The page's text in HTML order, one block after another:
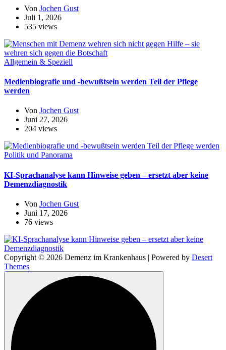
Von Jochen Gust
Juli 1, 2026
535 views
Allgemein & Speziell
Medienbiografie und -bewußtsein werden Teil der Pflege
werden
Von Jochen Gust
Juni 27, 2026
204 views
Politik und Panorama
KI-Sprachanalyse kann Hinweise geben – ersetzt aber keine
Demenzdiagnostik
Von Jochen Gust
Juni 17, 2026
76 views
Copyright © 2026 Demenz im Krankenhaus | Powered by Desert
Themes